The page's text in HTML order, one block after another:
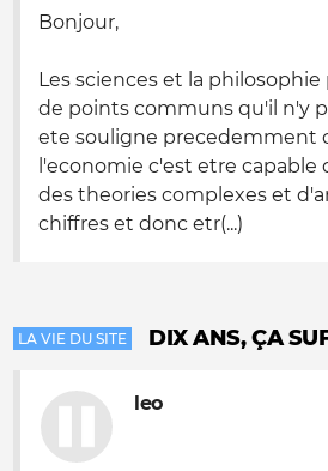
Bonjour,
Les sciences et la
de points communs qu'il n'y
ete souligne precedemment
l'economie c'est etre capable
des theories complexes et
chiffres et donc etr(...)
LA VIE DU SITE DIX ANS, ÇA
leo